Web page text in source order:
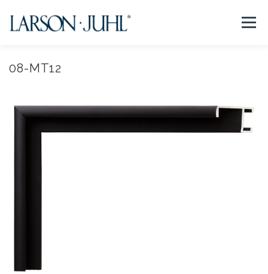
メニュー
NEWS
取扱店リスト お問い合わせ 法人のお客様
08-MT12